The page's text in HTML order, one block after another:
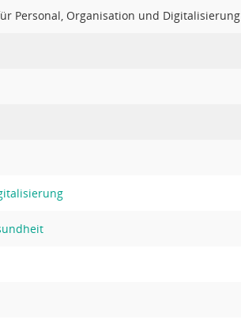
Personal, Organisation und Digitalisierung